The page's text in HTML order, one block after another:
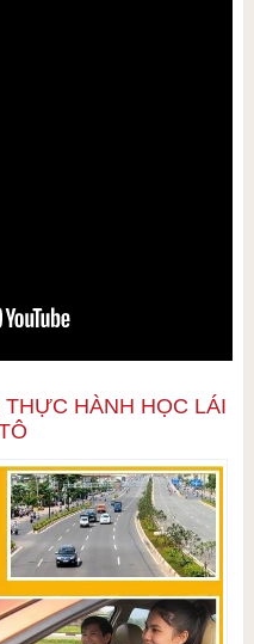
HÀNH HỌC LÁI